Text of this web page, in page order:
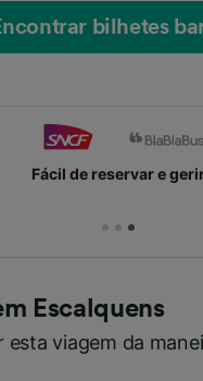
bilhetes
Fácil de reservar e
Escalquens
esta viagem da